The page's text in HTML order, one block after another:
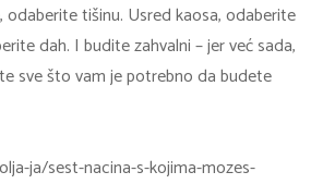
odaberite tišinu. Usred kaosa, odaberite
dah. I budite zahvalni – jer već sada,
sve što vam je potrebno da budete
ja/sest-nacina-s-kojima-mozes-